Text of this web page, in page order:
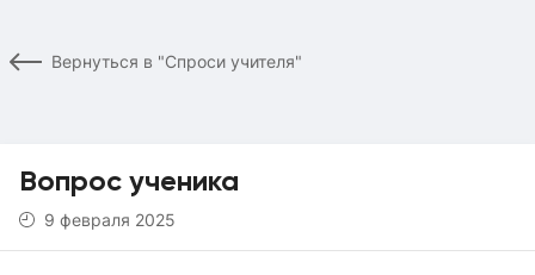
Вернуться в "Спроси учителя"
Вопрос ученика
9 февраля 2025